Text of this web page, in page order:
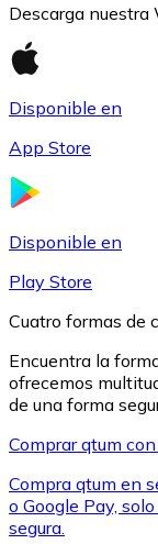
XRP
XRP
Descarga
Disponible en
App Store
Disponible en
Play Store
Cuatro formas de
Encuentra la
ofrecemos
de una forma
Comprar qtum
Compra qtum en
o Google Pay,
segura.